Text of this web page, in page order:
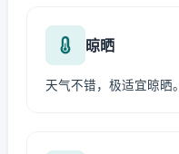
晾晒
天气不错，极适宜晾晒。